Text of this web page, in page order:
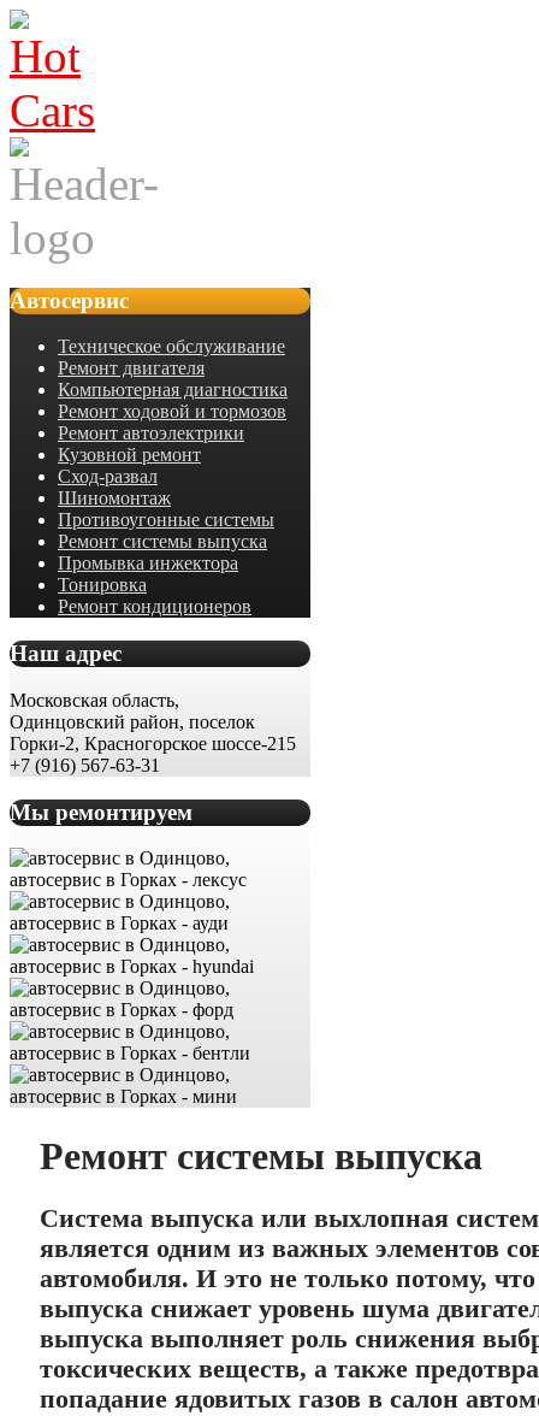
Автосервис
Техническое обслуживание
Ремонт двигателя
Компьютерная диагностика
Ремонт ходовой и тормозов
Ремонт автоэлектрики
Кузовной ремонт
Сход-развал
Шиномонтаж
Противоугонные системы
Ремонт системы выпуска
Промывка инжектора
Тонировка
Ремонт кондиционеров
Наш адрес
Московская область,
Одинцовский район, поселок
Горки-2, Красногорское шоссе-215
+7 (916) 567-63-31
Мы ремонтируем
Ремонт системы выпуска
Система выпуска или выхлопная
является одним из важных элементов
автомобиля. И это не только потому,
выпуска снижает уровень шума
выпуска выполняет роль снижения
токсических веществ, а также
попадание ядовитых газов в салон